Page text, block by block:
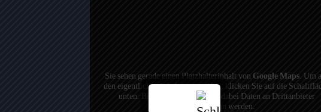
Sie sehen gerade einen Platzhalterinhalt von Google Maps. Um
den eigentlichen Inhalt zuzugreifen, klicken Sie auf die
unten. Bitte beachten Sie, dass dabei Daten an Drittanbieter
weitergegeben werden.